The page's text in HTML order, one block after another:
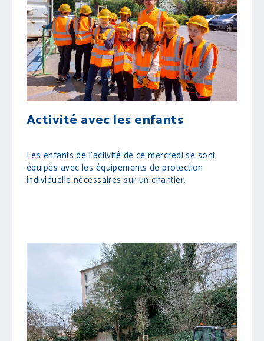
Activité avec les enfants
Les enfants de l'activité de ce mercredi se sont
équipés avec les équipements de protection
individuelle nécessaires sur un chantier.